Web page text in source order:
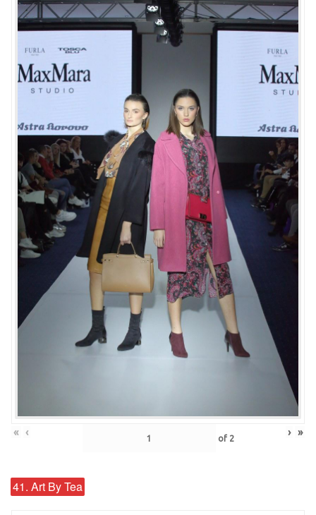
« ‹ of 2 › »
41. Art By Tea